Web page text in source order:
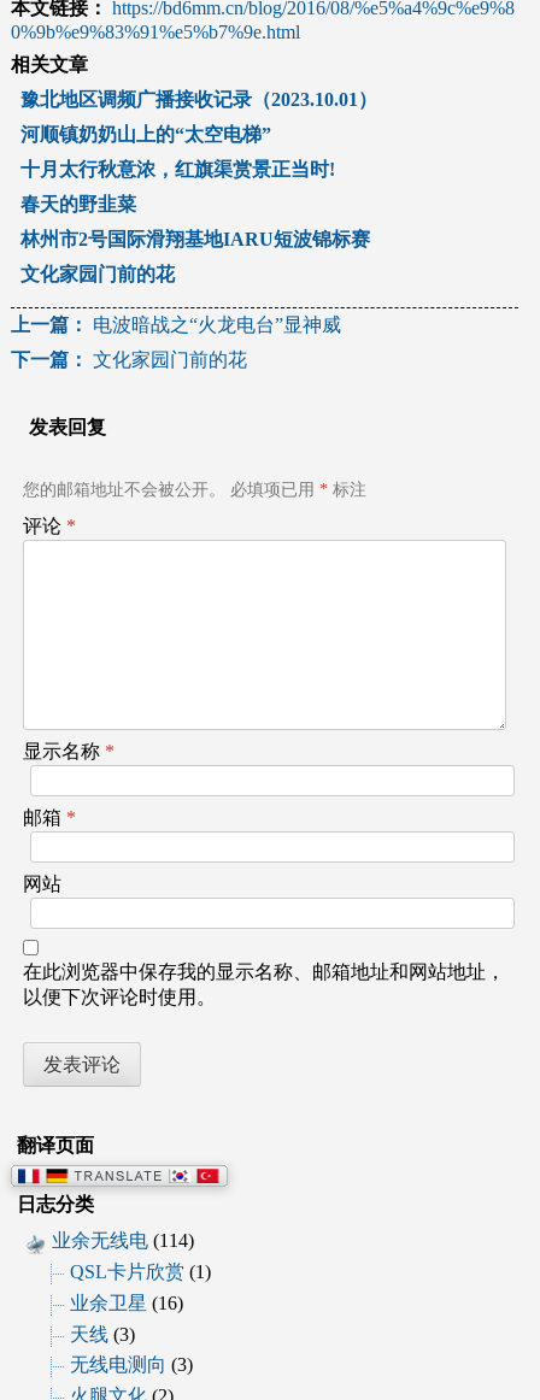
本文链接： https://bd6mm.cn/blog/2016/08/%e5%a4%9c%e9%8
0%9b%e9%83%91%e5%b7%9e.html
相关文章
豫北地区调频广播接收记录（2023.10.01）
河顺镇奶奶山上的“太空电梯”
十月太行秋意浓，红旗渠赏景正当时!
春天的野韭菜
林州市2号国际滑翔基地IARU短波锦标赛
文化家园门前的花
文
导
航
上一篇：
电波暗战之“火龙电台”显神威
下一篇： 文化家园门前的花
发表回复
您的邮箱地址不会被公开。 必填项已用 *标注
评论 *
显示名称 *
邮箱 *
网站
在此浏览器中保存我的显示名称、邮箱地址和网站地址，
以便下次评论时使用。
翻译页面
日志分类
业余无线电(114)
QSL卡片欣赏 (1)
业余卫星 (16)
天线(3)
无线电测向 (3)